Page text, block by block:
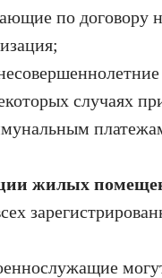
по договору
случаях
жилых